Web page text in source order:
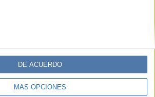
MÁS OPCIONES
DE ACUERDO